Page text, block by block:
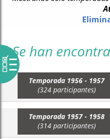
Se han
Temporada 1956 - 1957
(324 participantes)
Temporada 1957 - 1958
(314 participantes)